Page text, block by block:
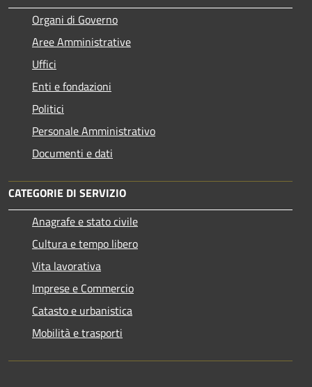
Organi di Governo
Aree Amministrative
Uffici
Enti e fondazioni
Politici
Personale Amministrativo
Documenti e dati
CATEGORIE DI SERVIZIO
Anagrafe e stato civile
Cultura e tempo libero
Vita lavorativa
Imprese e Commercio
Catasto e urbanistica
Mobilità e trasporti